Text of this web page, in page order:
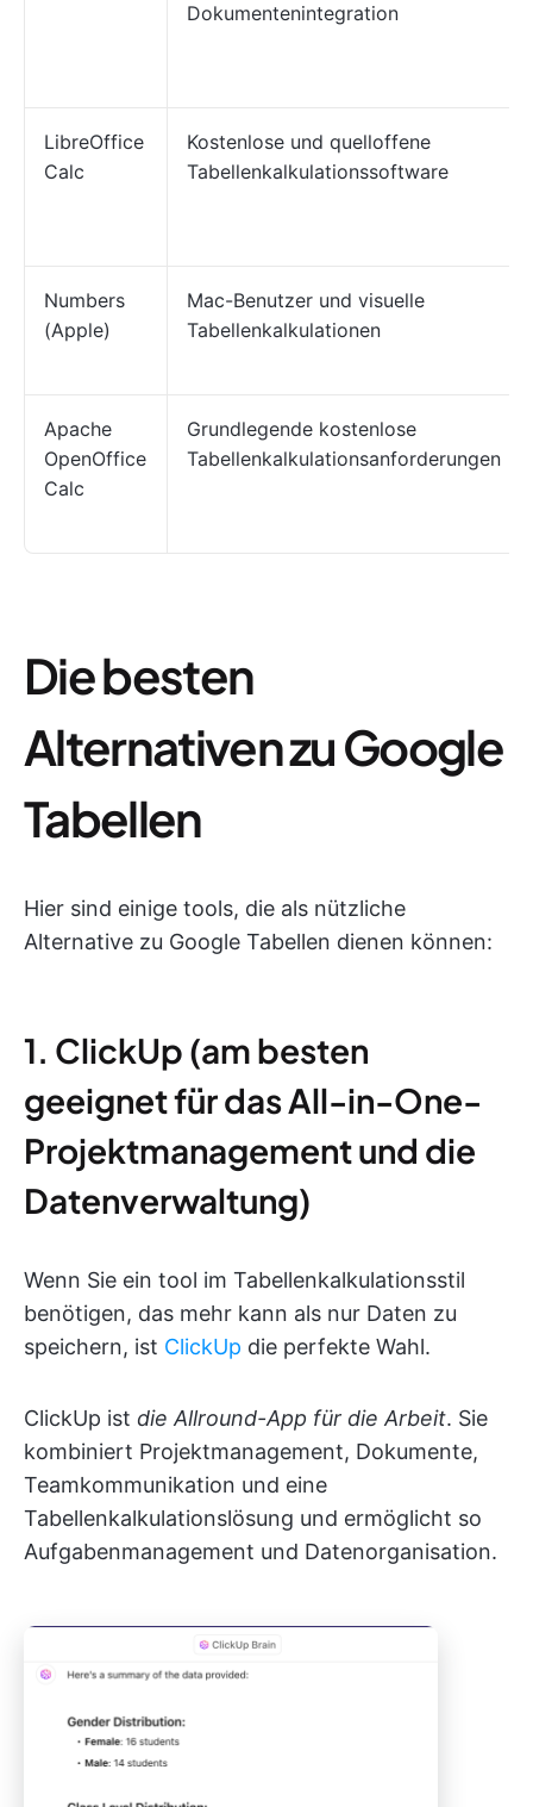
Dokumentenintegration
LibreOffice
Calc
Kostenlose und quelloffene
Tabellenkalkulationssoftware
Numbers
(Apple)
Mac-Benutzer und visuelle
Tabellenkalkulationen
Apache
OpenOffice
Calc
Grundlegende kostenlose
Tabellenkalkulationsanforderungen
Die besten
Alternativen zu Google
Tabellen
Hier sind einige tools, die als nützliche
Alternative zu Google Tabellen dienen können:
1. ClickUp (am besten
geeignet für das All-in-One-
Projektmanagement und die
Datenverwaltung)
Wenn Sie ein tool im Tabellenkalkulationsstil
benötigen, das mehr kann als nur Daten zu
speichern, ist ClickUp die perfekte Wahl.
ClickUp ist die Allround-App für die Arbeit. Sie
kombiniert Projektmanagement, Dokumente,
Teamkommunikation und eine
Tabellenkalkulationslösung und ermöglicht so
Aufgabenmanagement und Datenorganisation.